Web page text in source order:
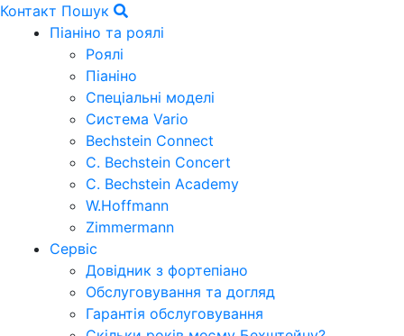
Контакт Пошук
Піаніно та роялі
Роялі
Піаніно
Спеціальні моделі
Система Vario
Bechstein Connect
C. Bechstein Concert
C. Bechstein Academy
W.Hoffmann
Zimmermann
Сервіс
Довідник з фортепіано
Обслуговування та догляд
Гарантія обслуговування